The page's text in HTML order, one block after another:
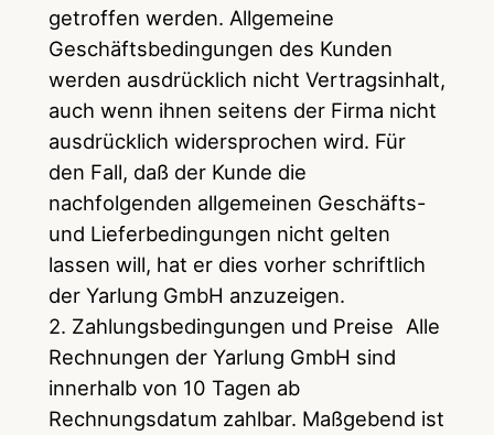
getroffen werden. Allgemeine
Geschäftsbedingungen des Kunden
werden ausdrücklich nicht Vertragsinhalt,
auch wenn ihnen seitens der Firma nicht
ausdrücklich widersprochen wird. Für
den Fall, daß der Kunde die
nachfolgenden allgemeinen Geschäfts-
und Lieferbedingungen nicht gelten
lassen will, hat er dies vorher schriftlich
der Yarlung GmbH anzuzeigen.
2. Zahlungsbedingungen und Preise Alle
Rechnungen der Yarlung GmbH sind
innerhalb von 10 Tagen ab
Rechnungsdatum zahlbar. Maßgebend ist